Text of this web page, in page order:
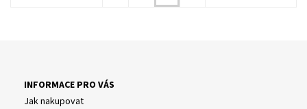
INFORMACE PRO VÁS
Jak nakupovat